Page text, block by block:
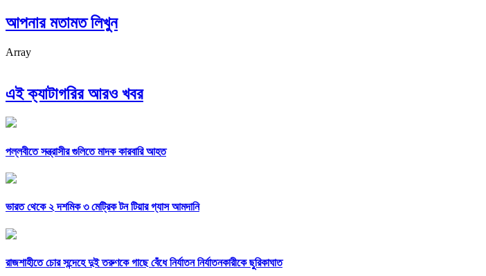
আপনার মতামত লিখুন
Array
এই ক্যাটাগরির আরও খবর
পল্লবীতে সন্ত্রাসীর গুলিতে মাদক কারবারি আহত
ভারত থেকে ২ দশমিক ৩ মেট্রিক টন টিয়ার গ্যাস আমদানি
রাজশাহীতে চোর সন্দেহে দুই তরুণকে গাছে বেঁধে নির্যাতন নির্যাতনকারীকে ছুরিকাঘাত